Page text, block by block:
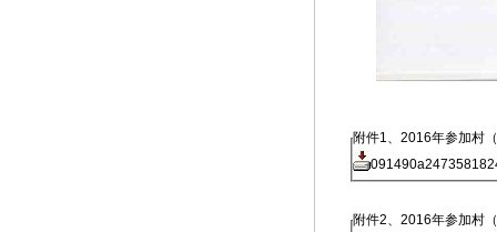
附件1、2016年参加村
附件2、2016年参加村